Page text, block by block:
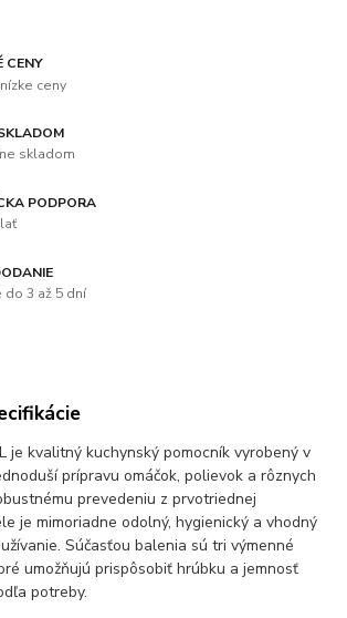
CENY
ceny
skladom
PODPORA
do 3 až 5 dní
je kvalitný kuchynský pomocník vyrobený v
prípravu omáčok, polievok a rôznych
prevedeniu z prvotriednej
je mimoriadne odolný, hygienický a vhodný
Súčasťou balenia sú tri výmenné
umožňujú prispôsobiť hrúbku a jemnosť
potreby.